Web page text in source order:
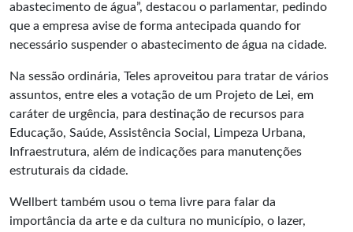
abastecimento de água”, destacou o parlamentar, pedindo
que a empresa avise de forma antecipada quando for
necessário suspender o abastecimento de água na cidade.
Na sessão ordinária, Teles aproveitou para tratar de vários
assuntos, entre eles a votação de um Projeto de Lei, em
caráter de urgência, para destinação de recursos para
Educação, Saúde, Assistência Social, Limpeza Urbana,
Infraestrutura, além de indicações para manutenções
estruturais da cidade.
Wellbert também usou o tema livre para falar da
importância da arte e da cultura no município, o lazer,